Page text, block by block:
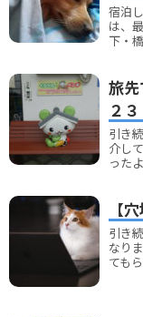
宿泊
は、
下・
旅
２
引き
介し
った
【
引き
なり
ても